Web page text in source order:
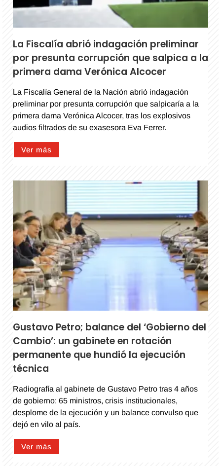
La Fiscalía abrió indagación preliminar
por presunta corrupción que salpica a la
primera dama Verónica Alcocer
La Fiscalía General de la Nación abrió indagación
preliminar por presunta corrupción que salpicaría a la
primera dama Verónica Alcocer, tras los explosivos
audios filtrados de su exasesora Eva Ferrer.
Ver más
Gustavo Petro; balance del ‘Gobierno del
Cambio’: un gabinete en rotación
permanente que hundió la ejecución
técnica
Radiografía al gabinete de Gustavo Petro tras 4 años
de gobierno: 65 ministros, crisis institucionales,
desplome de la ejecución y un balance convulso que
dejó en vilo al país.
Ver más